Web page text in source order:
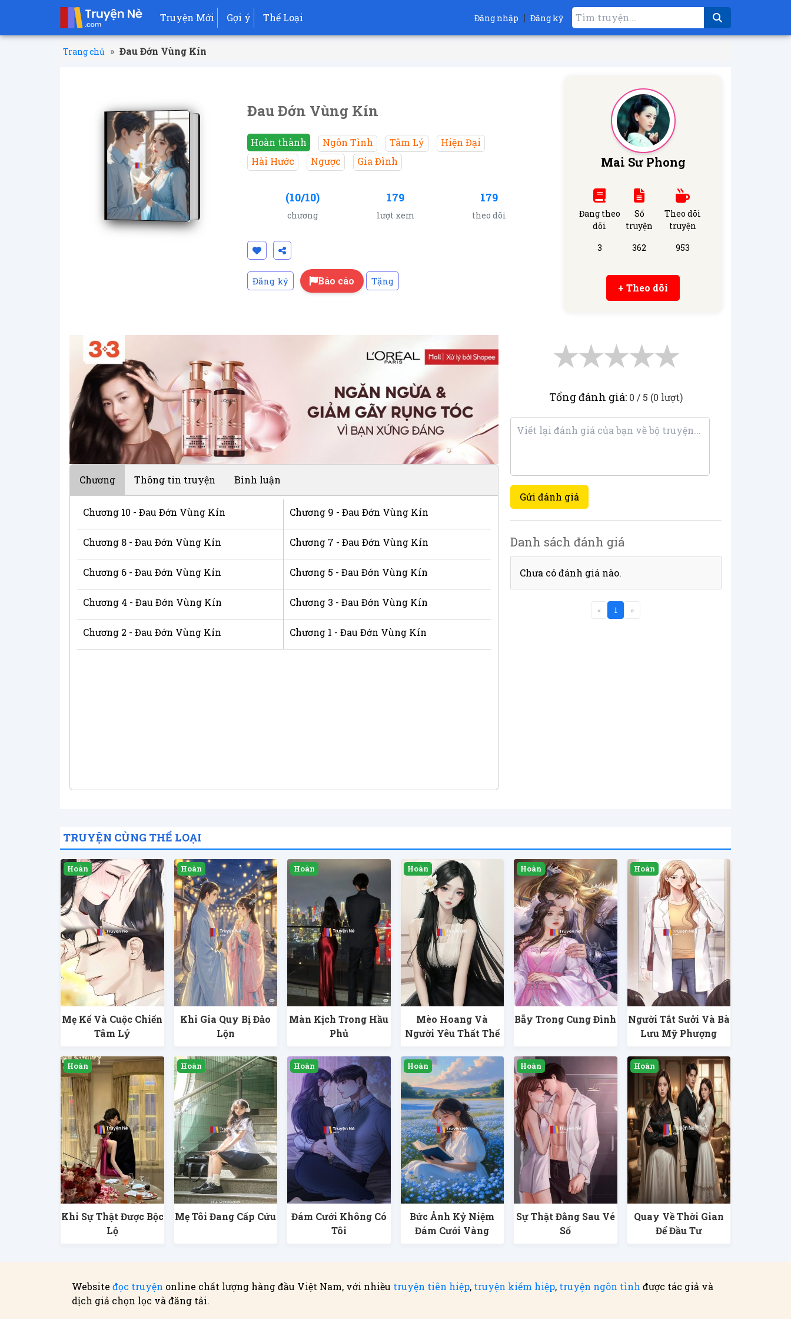
Truyện Mới Gợi ý Thể Loại Đăng nhập | Đăng ký
Trang chủ » Đau Đớn Vùng Kín
Đau Đớn Vùng Kín
Hoàn thành Ngôn Tình Tâm Lý
Hiện Đại
Hài Hước
Ngược Gia Đình
(10/10)
chương
179
lượt xem
179
theo dõi
Đăng ký Báo cáo Tặng
Mai Sư Phong
Đang theo
dõi
3
Số
truyện
362
Theo dõi
truyện
953
+ Theo dõi
Chương Thông tin truyện Bình luận
Chương 10 - Đau Đớn Vùng Kín Chương 9 - Đau Đớn Vùng Kín
Chương 8 - Đau Đớn Vùng Kín Chương 7 - Đau Đớn Vùng Kín
Chương 6 - Đau Đớn Vùng Kín Chương 5 - Đau Đớn Vùng Kín
Chương 4 - Đau Đớn Vùng Kín Chương 3 - Đau Đớn Vùng Kín
Chương 2 - Đau Đớn Vùng Kín Chương 1 - Đau Đớn Vùng Kín
★
★
★
★
★
Tổng đánh giá: 0 / 5 (0 lượt)
Gửi đánh giá
Danh sách đánh giá
Chưa có đánh giá nào.
« 1 »
TRUYỆN CÙNG THỂ LOẠI
Mẹ Kế Và Cuộc Chiến
Tâm Lý
Khi Gia Quy Bị Đảo
Lộn
Màn Kịch Trong Hầu
Phủ
Mèo Hoang Và
Người Yêu Thất Thế
Bẫy Trong Cung Đình
Người Tắt Sưởi Và Bà
Lưu Mỹ Phượng
Khi Sự Thật Được Bộc
Lộ
Mẹ Tôi Đang Cấp Cứu
Đám Cưới Không Có
Tôi
Bức Ảnh Kỷ Niệm
Đám Cưới Vàng
Sự Thật Đằng Sau Vé
Số
Quay Về Thời Gian
Để Đầu Tư
Website đọc truyện online chất lượng hàng đầu Việt Nam, với nhiều truyện tiên hiệp, truyện kiếm hiệp, truyện ngôn tình được tác giả và
dịch giả chọn lọc và đăng tải.